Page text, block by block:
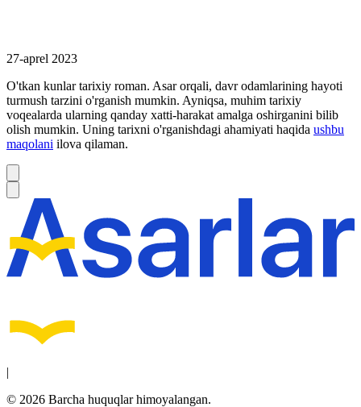
27-aprel 2023
O'tkan kunlar tarixiy roman. Asar orqali, davr odamlarining hayoti
turmush tarzini o'rganish mumkin. Ayniqsa, muhim tarixiy
voqealarda ularning qanday xatti-harakat amalga oshirganini bilib
olish mumkin. Uning tarixni o'rganishdagi ahamiyati haqida ushbu
maqolani ilova qilaman.
|
© 2026 Barcha huquqlar himoyalangan.